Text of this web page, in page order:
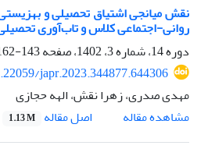
نقش میانجی اشتیاق تحصیلی و
روانی-اجتماعی کلاس و تاب‌آوری
دوره 14، شماره 3، 1402، صفحه
143-162
japr.2023.344877.644306
مهدی صدری، زهرا نقش، الهه حجازی
مشاهده مقاله
اصل مقاله 1.13 M